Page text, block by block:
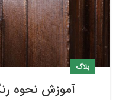
بلاگ
آموزش نحوه